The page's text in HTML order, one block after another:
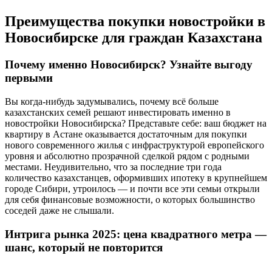
Преимущества покупки новостройки в
Новосибирске для граждан Казахстана
Почему именно Новосибирск? Узнайте выгоду
первыми
Вы когда-нибудь задумывались, почему всё больше
казахстанских семей решают инвестировать именно в
новостройки Новосибирска? Представьте себе: ваш бюджет на
квартиру в Астане оказывается достаточным для покупки
нового современного жилья с инфраструктурой европейского
уровня и абсолютно прозрачной сделкой рядом с родными
местами. Неудивительно, что за последние три года
количество казахстанцев, оформивших ипотеку в крупнейшем
городе Сибири, утроилось — и почти все эти семьи открыли
для себя финансовые возможности, о которых большинство
соседей даже не слышали.
Интрига рынка 2025: цена квадратного метра —
шанс, который не повторится